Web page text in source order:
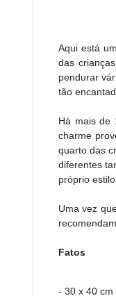
Aqui está
das
pendurar
tão
Há mais de
charme
quarto das
diferentes
próprio
Uma vez
Fatos
- 30 x 40 cm